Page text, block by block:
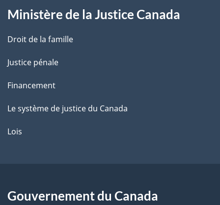
e
Ministère de la Justice Canada
Droit de la famille
Justice pénale
Financement
Le système de justice du Canada
Lois
Gouvernement du Canada